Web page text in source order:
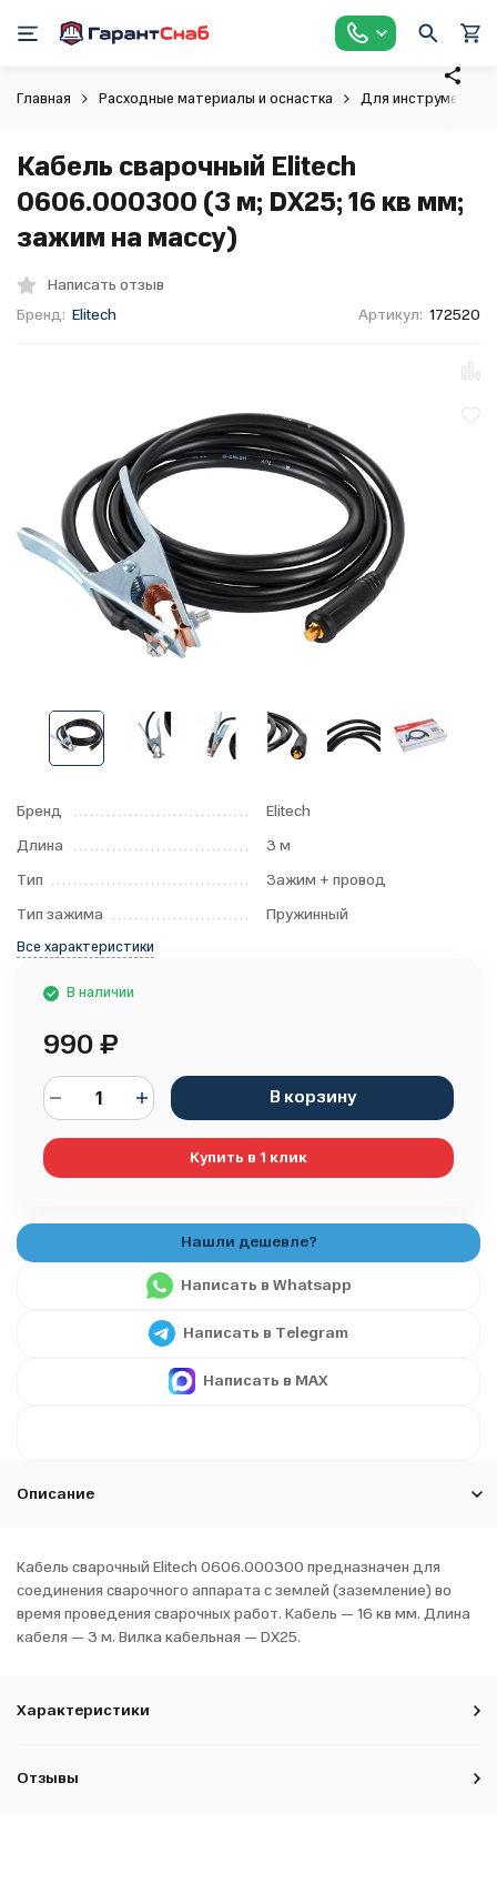
Главная Расходные материалы и оснастка Для инструмента
Кабель сварочный Elitech
0606.000300 (3 м; DX25; 16 кв мм;
зажим на массу)
Написать отзыв
Бренд: Elitech Артикул: 172520
Бренд
Elitech
Длина
3 м
Тип
Зажим + провод
Тип зажима
Пружинный
Все характеристики
В наличии
990₽
В корзину
Купить в 1 клик
Написать в Whatsapp
Написать в Telegram
Написать в MAX
Описание
Кабель сварочный Elitech 0606.000300 предназначен для
соединения сварочного аппарата с землей (заземление) во
время проведения сварочных работ. Кабель — 16 кв мм. Длина
кабеля — 3 м. Вилка кабельная — DX25.
Характеристики
Отзывы